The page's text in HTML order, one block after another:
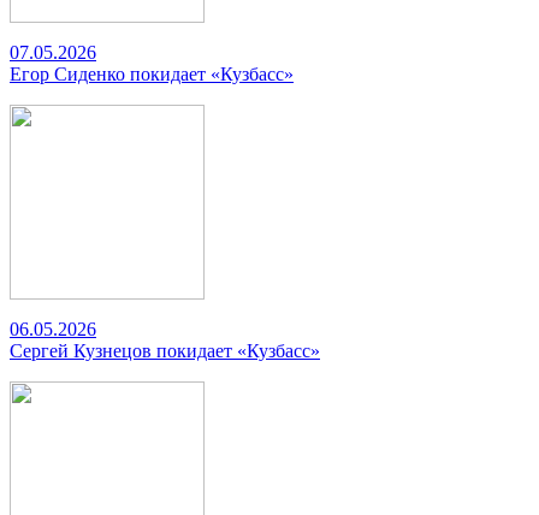
07.05.2026
Егор Сиденко покидает «Кузбасс»
06.05.2026
Сергей Кузнецов покидает «Кузбасс»